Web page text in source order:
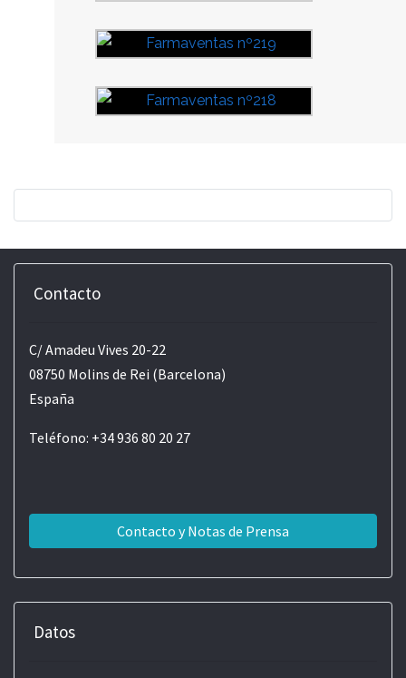
Contacto
C/ Amadeu Vives 20-22
08750 Molins de Rei (Barcelona)
España
Teléfono: +34 936 80 20 27
Contacto y Notas de Prensa
Datos